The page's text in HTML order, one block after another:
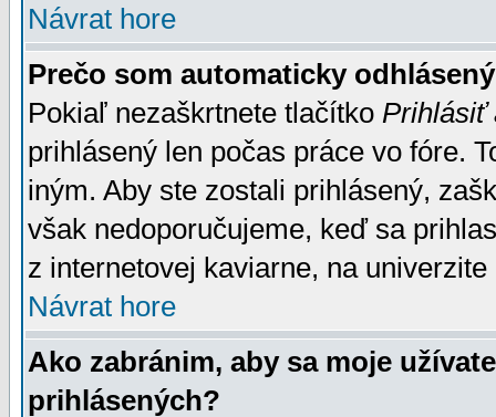
Návrat hore
Prečo som automaticky
Pokiaľ nezaškrtnete tlačítko Prihlásiť
prihlásený len počas práce vo fóre.
iným. Aby ste zostali prihlásený,
však nedoporučujeme, keď sa
z internetovej kaviarne, na univerzite
Návrat hore
Ako zabránim, aby sa moje
prihlásených?